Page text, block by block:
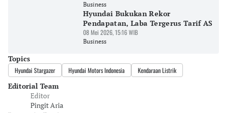
Business
Hyundai Bukukan Rekor
Pendapatan, Laba Tergerus Tarif AS
08 Mei 2026, 15:16 WIB
Business
Topics
Hyundai Stargazer Hyundai Motors Indonesia Kendaraan Listrik
Editorial Team
Editor
Pingit Aria